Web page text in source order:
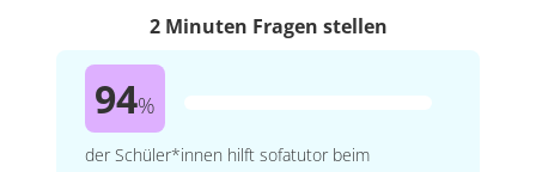
2 Minuten Fragen stellen
94%
der Schüler*innen hilft sofatutor beim